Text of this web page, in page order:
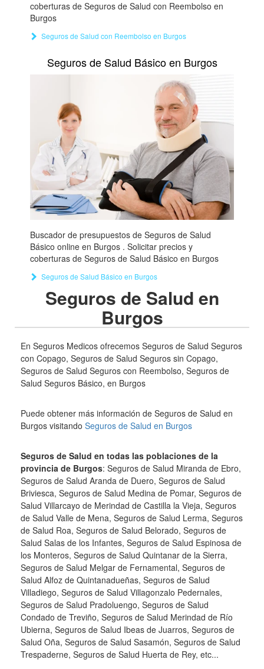
coberturas de Seguros de Salud con Reembolso en
Burgos
Seguros de Salud con Reembolso en Burgos
Seguros de Salud Básico en Burgos
Buscador de presupuestos de Seguros de Salud
Básico online en Burgos . Solicitar precios y
coberturas de Seguros de Salud Básico en Burgos
Seguros de Salud Básico en Burgos
Seguros de Salud en
Burgos
En Seguros Medicos ofrecemos Seguros de Salud Seguros
con Copago, Seguros de Salud Seguros sin Copago,
Seguros de Salud Seguros con Reembolso, Seguros de
Salud Seguros Básico, en Burgos
Puede obtener más información de Seguros de Salud en
Burgos visitando Seguros de Salud en Burgos
Seguros de Salud en todas las poblaciones de la
provincia de Burgos: Seguros de Salud Miranda de Ebro,
Seguros de Salud Aranda de Duero, Seguros de Salud
Briviesca, Seguros de Salud Medina de Pomar, Seguros de
Salud Villarcayo de Merindad de Castilla la Vieja, Seguros
de Salud Valle de Mena, Seguros de Salud Lerma, Seguros
de Salud Roa, Seguros de Salud Belorado, Seguros de
Salud Salas de los Infantes, Seguros de Salud Espinosa de
los Monteros, Seguros de Salud Quintanar de la Sierra,
Seguros de Salud Melgar de Fernamental, Seguros de
Salud Alfoz de Quintanadueñas, Seguros de Salud
Villadiego, Seguros de Salud Villagonzalo Pedernales,
Seguros de Salud Pradoluengo, Seguros de Salud
Condado de Treviño, Seguros de Salud Merindad de Río
Ubierna, Seguros de Salud Ibeas de Juarros, Seguros de
Salud Oña, Seguros de Salud Sasamón, Seguros de Salud
Trespaderne, Seguros de Salud Huerta de Rey, etc...